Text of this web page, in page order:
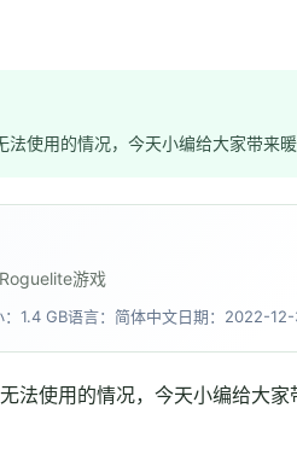
使用的情况，今天小编给大家带来
游戏
：1.4 GB语言：简体中文日期：2022-
法使用的情况，今天小编给大家